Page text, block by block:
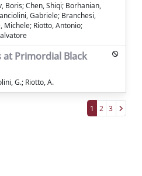
Boris; Chen, Shiqi; Borhanian,
Gabriele; Branchesi,
Michele; Riotto, Antonio;
at Primordial Black
G.; Riotto, A.
1 2 3